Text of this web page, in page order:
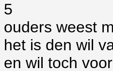
5
ouders weest
het is den wil
en wil toch